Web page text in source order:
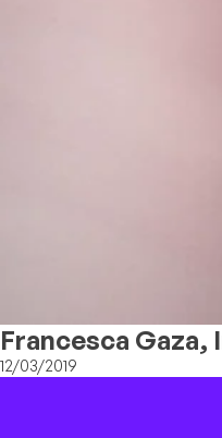
Francesca Gaza,
12/03/2019